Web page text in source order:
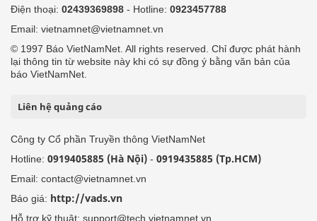
Điện thoại: 02439369898 - Hotline: 0923457788
Email: vietnamnet@vietnamnet.vn
© 1997 Báo VietNamNet. All rights reserved. Chỉ được phát hành
lại thông tin từ website này khi có sự đồng ý bằng văn bản của
báo VietNamNet.
Liên hệ quảng cáo
Công ty Cổ phần Truyền thông VietNamNet
Hotline: 0919405885 (Hà Nội) - 0919435885 (Tp.HCM)
Email: contact@vietnamnet.vn
Báo giá: http://vads.vn
Hỗ trợ kỹ thuật: support@tech.vietnamnet.vn